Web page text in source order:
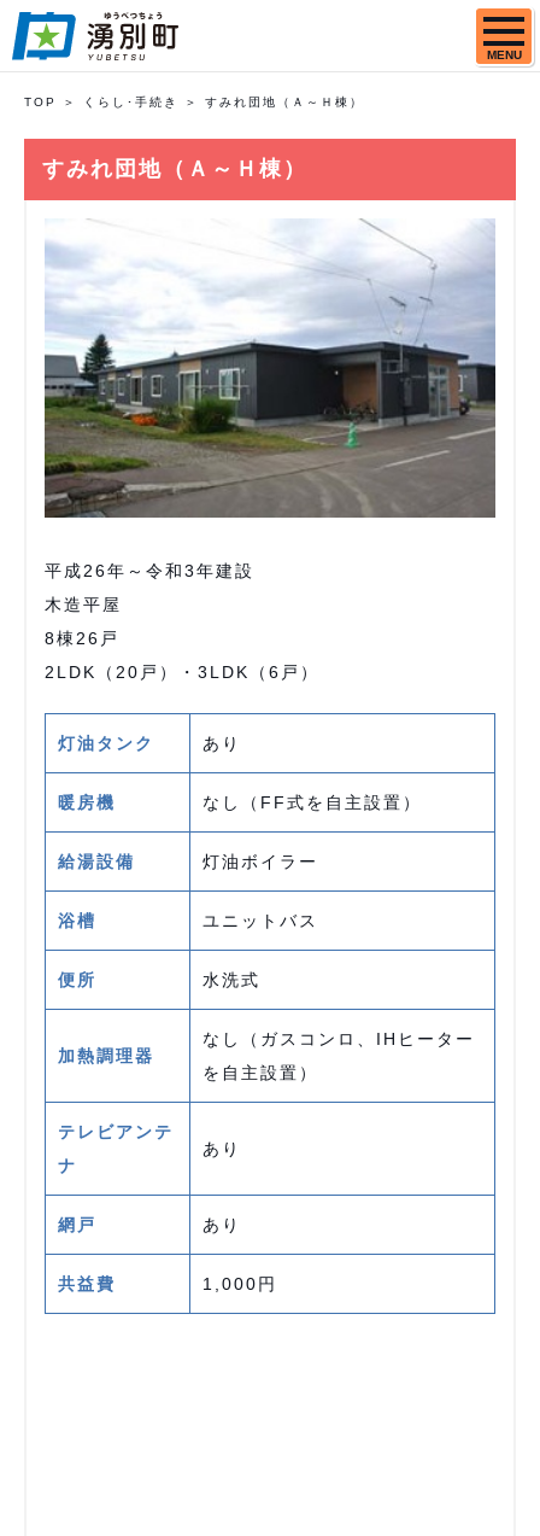
MENU
TOP くらし･手続き すみれ団地（Ａ～Ｈ棟）
すみれ団地（Ａ～Ｈ棟）
平成26年～令和3年建設
木造平屋
8棟26戸
2LDK（20戸）・3LDK（6戸）
灯油タンク あり
暖房機 なし（FF式を自主設置）
給湯設備 灯油ボイラー
浴槽 ユニットバス
便所 水洗式
加熱調理器
なし（ガスコンロ、IHヒーター
を自主設置）
テレビアンテ
ナ
あり
網戸 あり
共益費 1,000円